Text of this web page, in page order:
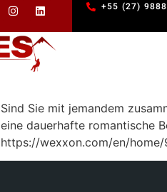
+55 (27)
Sind Sie mit jemandem
eine dauerhafte romantische
https://wexxon.com/en/